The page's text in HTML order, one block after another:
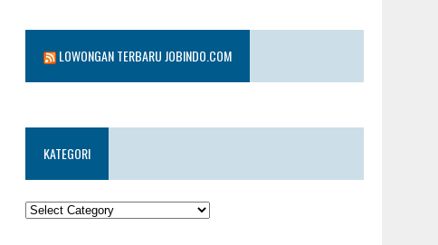
LOWONGAN TERBARU JOBINDO.COM
KATEGORI
KATEGORI